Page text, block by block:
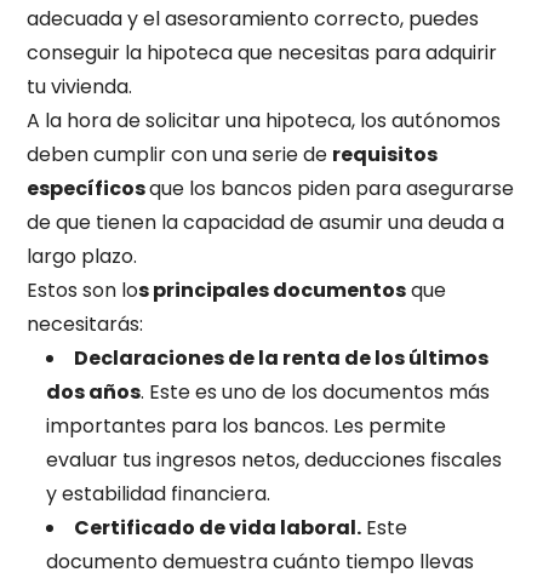
adecuada y el asesoramiento correcto, puedes
conseguir la hipoteca que necesitas para adquirir
tu vivienda.
A la hora de solicitar una hipoteca, los autónomos
deben cumplir con una serie de requisitos
específicosque los bancos piden para asegurarse
de que tienen la capacidad de asumir una deuda a
largo plazo.
Estos son los principales documentosque
necesitarás:
Declaraciones de la renta de los últimos
dos años. Este es uno de los documentos más
importantes para los bancos. Les permite
evaluar tus ingresos netos, deducciones fiscales
y estabilidad financiera.
Certificado de vida laboral. Este
documento demuestra cuánto tiempo llevas